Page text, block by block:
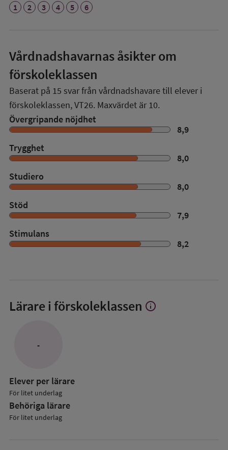
1
2 3 4 5 6
Vårdnadshavarnas åsikter om
förskoleklassen
Baserat på 15 svar från vårdnadshavare till elever i
förskoleklassen,VT26. Maxvärdet är 10.
Övergripande nöjdhet
8,9
Trygghet
8,0
Studiero
8,0
Stöd
7,9
Stimulans
8,2
Lärare i förskoleklassen Visa
info
-
Elever per lärare
För litet underlag
Behöriga lärare
För litet underlag